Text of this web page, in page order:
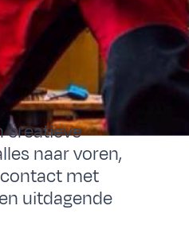
creatieve
naar voren,
met
uitdagende